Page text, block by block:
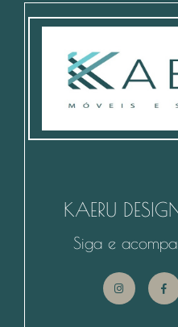
KAERU
Siga e